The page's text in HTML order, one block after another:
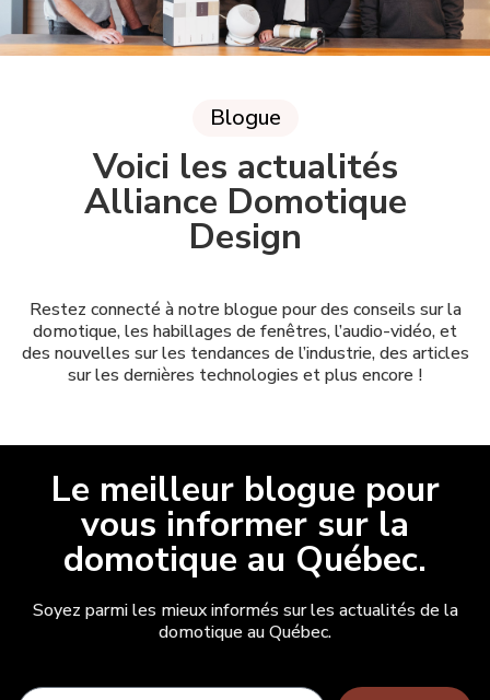
Blogue
Voici les actualités
Alliance Domotique
Design
Restez connecté à notre blogue pour des conseils sur la
domotique, les habillages de fenêtres, l’audio-vidéo, et
des nouvelles sur les tendances de l’industrie, des articles
sur les dernières technologies et plus encore !
Le meilleur blogue pour
vous informer sur la
domotique au Québec.
Soyez parmi les mieux informés sur les actualités de la
domotique au Québec.